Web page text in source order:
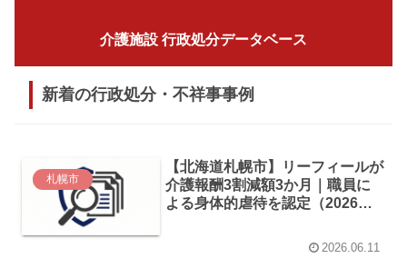
介護施設 行政処分データベース
新着の行政処分・不祥事事例
札幌市
【北海道札幌市】リーフィールが
介護報酬3割減額3か月｜職員に
よる身体的虐待を認定（2026年5
2026.06.11